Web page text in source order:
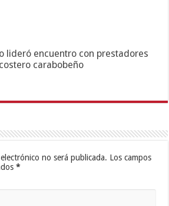
lideró encuentro con prestadores
carabobeño
no será publicada. Los campos
*